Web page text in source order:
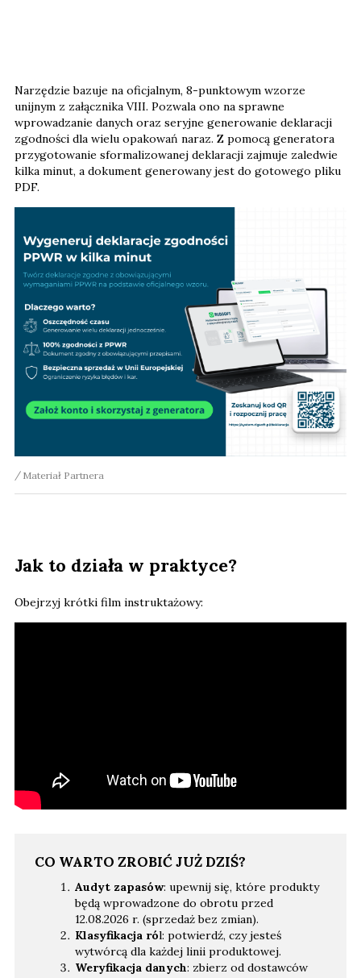
Narzędzie bazuje na oficjalnym, 8-punktowym wzorze
unijnym z załącznika VIII. Pozwala ono na sprawne
wprowadzanie danych oraz seryjne generowanie deklaracji
zgodności dla wielu opakowań naraz. Z pomocą generatora
przygotowanie sformalizowanej deklaracji zajmuje zaledwie
kilka minut, a dokument generowany jest do gotowego pliku
PDF.
Materiał Partnera
Jak to działa w praktyce?
Obejrzyj krótki film instruktażowy:
CO WARTO ZROBIĆ JUŻ DZIŚ?
Audyt zapasów: upewnij się, które produkty
będą wprowadzone do obrotu przed
12.08.2026 r. (sprzedaż bez zmian).
Klasyfikacja ról: potwierdź, czy jesteś
wytwórcą dla każdej linii produktowej.
Weryfikacja danych: zbierz od dostawców